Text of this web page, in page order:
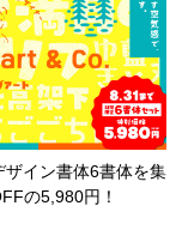
ザイン書体6書体を集
の5,980円！